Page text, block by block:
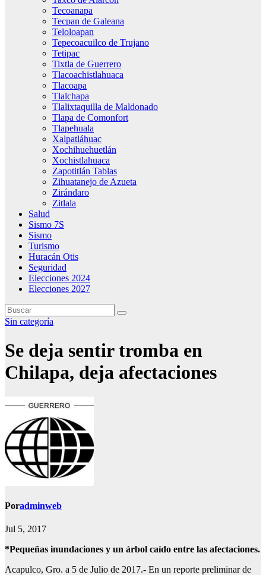
Tecoanapa
Tecpan de Galeana
Teloloapan
Tepecoacuilco de Trujano
Tetipac
Tixtla de Guerrero
Tlacoachistlahuaca
Tlacoapa
Tlalchapa
Tlalixtaquilla de Maldonado
Tlapa de Comonfort
Tlapehuala
Xalpatláhuac
Xochihuehuetlán
Xochistlahuaca
Zapotitlán Tablas
Zihuatanejo de Azueta
Zirándaro
Zitlala
Salud
Sismo 7S
Sismo
Turismo
Huracán Otis
Seguridad
Elecciones 2024
Elecciones 2027
Sin categoría
Se deja sentir tromba en
Chilapa, deja afectaciones
Poradminweb
Jul 5, 2017
*Pequeñas inundaciones y un árbol caído entre las afectaciones.
Acapulco, Gro. a 5 de Julio de 2017.- En un reporte preliminar de